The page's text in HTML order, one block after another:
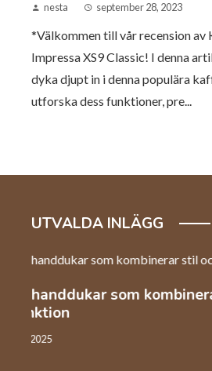
nesta september 28, 2023
*Välkommen till vår recension av
Impressa XS9 Classic! I denna
dyka djupt in i denna populära
utforska dess funktioner, pre...
UTVALDA INLÄGG
Automation och
industrin
januari 22, 2025